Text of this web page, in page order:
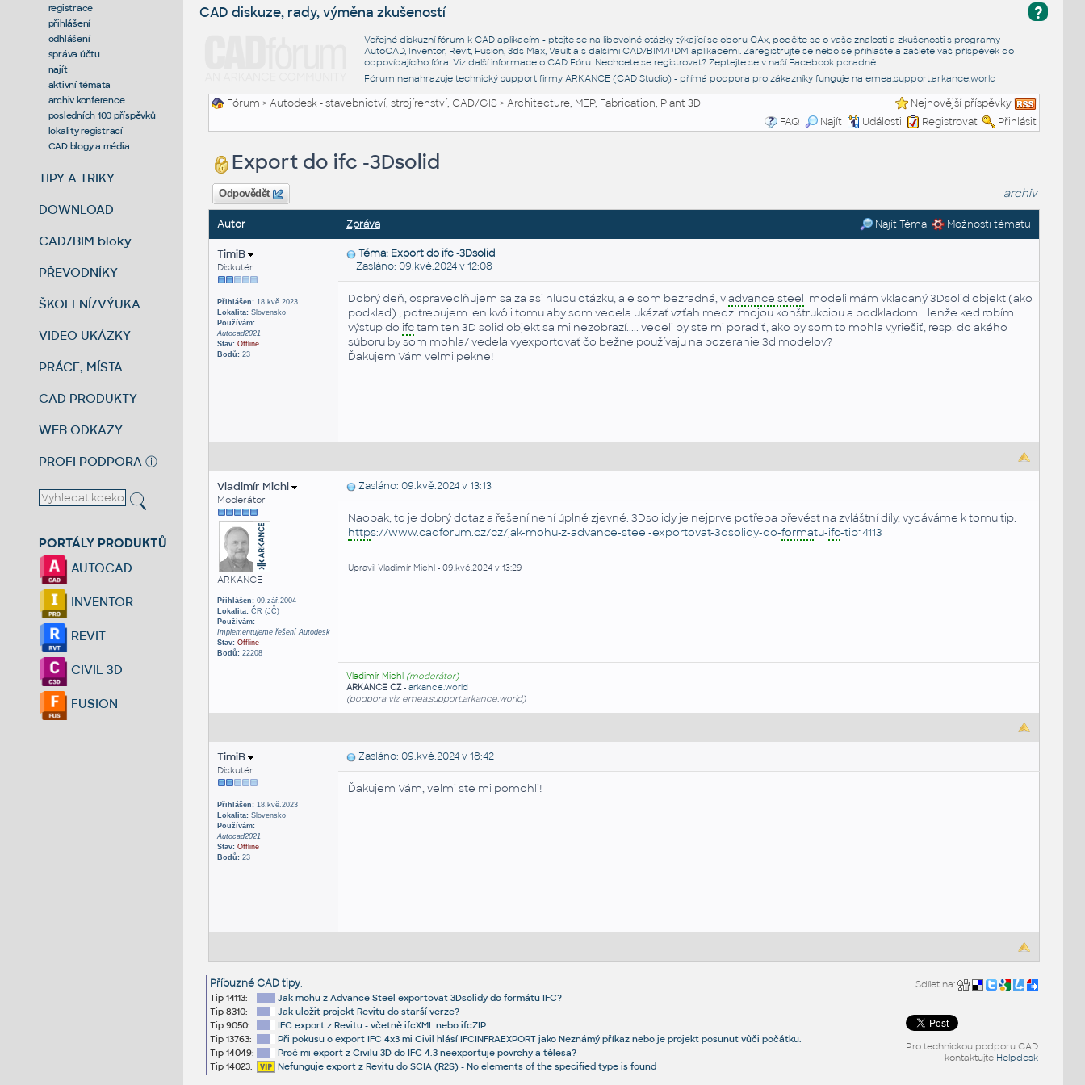
registrace
přihlášení
odhlášení
správa účtu
najít
aktivní témata
archiv konference
posledních 100 příspěvků
lokality registrací
CAD blogy a média
TIPY A TRIKY
DOWNLOAD
CAD/BIM bloky
PŘEVODNÍKY
ŠKOLENÍ/VÝUKA
VIDEO UKÁZKY
PRÁCE, MÍSTA
CAD PRODUKTY
WEB ODKAZY
PROFI PODPORA ⓘ
PORTÁLY PRODUKTŮ
AUTOCAD
INVENTOR
REVIT
CIVIL 3D
FUSION
?
CAD diskuze, rady, výměna zkušeností
Veřejné diskuzní fórum k CAD aplikacím - ptejte se na libovolné otázky týkající se oboru CAx, podělte se o vaše znalosti a zkušenosti s programy
AutoCAD, Inventor, Revit, Fusion, 3ds Max, Vault a s dalšími CAD/BIM/PDM aplikacemi. Zaregistrujte se nebo se přihlašte a zašlete váš příspěvek do
odpovídajícího fóra. Viz další informace o CAD Fóru. Nechcete se registrovat? Zeptejte se v naší Facebook poradně.
Fórum nenahrazuje technický support firmy ARKANCE (CAD Studio) - přímá podpora pro zákazníky funguje na emea.support.arkance.world
Fórum >Autodesk - stavebnictví, strojírenství, CAD/GIS>Architecture, MEP, Fabrication, Plant 3D
Nejnovější příspěvky
FAQ
Najít Události Registrovat Přihlásit
Export do ifc -3Dsolid
Odpovědět archiv
Autor Zpráva Najít Téma Možnosti tématu
TimiB
Diskutér
Přihlášen:18.kvě.2023
Lokalita:Slovensko
Používám:
Autocad2021
Stav: Offline
Bodů:23
Téma: Export do ifc -3Dsolid
Zasláno: 09.kvě.2024 v 12:08
Dobrý deň, ospravedlňujem sa za asi hlúpu otázku, ale som bezradná, vadvance steel modeli mám vkladaný 3Dsolid objekt (ako
podklad) , potrebujem len kvôli tomu aby som vedela ukázať vzťah medzi mojou konštrukciou a podkladom....lenže ked robím
výstup do ifctam ten 3D solid objekt sa mi nezobrazí..... vedeli by ste mi poradiť, ako by som to mohla vyriešiť, resp. do akého
súboru by som mohla/ vedela vyexportovať čo bežne používaju na pozeranie 3d modelov?
Ďakujem Vám velmi pekne!
Vladimír Michl
Moderátor
ARKANCE
Přihlášen:09.zář.2004
Lokalita:ČR (JČ)
Používám:
Implementujeme řešení Autodesk
Stav: Offline
Bodů:22208
Zasláno: 09.kvě.2024 v 13:13
Naopak, to je dobrý dotaz a řešení není úplně zjevné. 3Dsolidy je nejprve potřeba převést na zvláštní díly, vydáváme k tomu tip:
https://www.cadforum.cz/cz/jak-mohu-z-advance-steel-exportovat-3dsolidy-do-formatu-ifc-tip14113
Upravil Vladimír Michl - 09.kvě.2024 v 13:29
Vladimír Michl (moderátor)
ARKANCE CZ- arkance.world
(podpora viz emea.support.arkance.world)
TimiB
Diskutér
Přihlášen:18.kvě.2023
Lokalita:Slovensko
Používám:
Autocad2021
Stav: Offline
Bodů:23
Zasláno: 09.kvě.2024 v 18:42
Ďakujem Vám, velmi ste mi pomohli!
Sdílet na:
Pro technickou podporu CAD
kontaktujte Helpdesk
Příbuzné CAD tipy:
Tip 14113:
Jak mohu z Advance Steel exportovat 3Dsolidy do formátu IFC?
Tip 8310:
Jak uložit projekt Revitu do starší verze?
Tip 9050:
IFC export z Revitu - včetně ifcXML nebo ifcZIP
Tip 13763:
Při pokusu o export IFC 4x3 mi Civil hlásí IFCINFRAEXPORT jako Neznámý příkaz nebo je projekt posunut vůči počátku.
Tip 14049:
Proč mi export z Civilu 3D do IFC 4.3 neexportuje povrchy a tělesa?
Tip 14023:
Nefunguje export z Revitu do SCIA (R2S) - No elements of the specified type is found